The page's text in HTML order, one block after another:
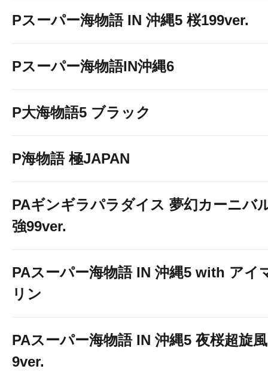
Pスーパー海物語 IN 沖縄5 桜199ver.
Pスーパー海物語IN沖縄6
P大海物語5 ブラック
P海物語 極JAPAN
PAギンギラパラダイス 夢幻カーニバ
強99ver.
PAスーパー海物語 IN 沖縄5 with アイ
リン
PAスーパー海物語 IN 沖縄5 夜桜超旋
9ver.